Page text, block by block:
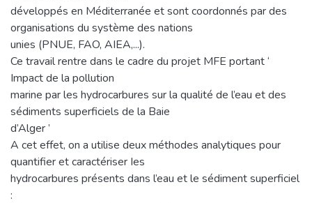
développés en Méditerranée et sont coordonnés par des
organisations du système des nations
unies (PNUE, FAO, AIEA,...).
Ce travail rentre dans le cadre du projet MFE portant ‘
Impact de la pollution
marine par les hydrocarbures sur la qualité de l’eau et des
sédiments superficiels de la Baie
d’Alger ’
A cet effet, on a utilise deux méthodes analytiques pour
quantifier et caractériser Ies
hydrocarbures présents dans l’eau et le sédiment superficiel
: